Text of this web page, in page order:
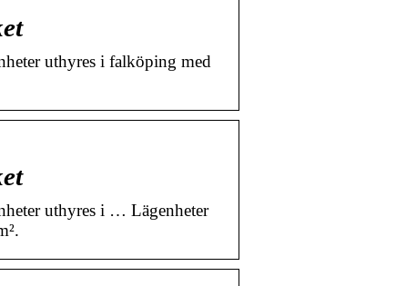
uthyres i falköping med
uthyres i … Lägenheter